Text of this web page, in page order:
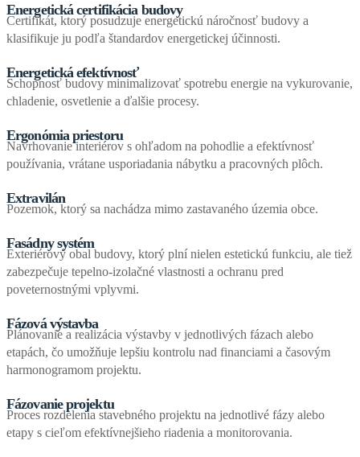
Energetická certifikácia budovy
Certifikát, ktorý posudzuje energetickú náročnosť budovy a
klasifikuje ju podľa štandardov energetickej účinnosti.
Energetická efektívnosť
Schopnosť budovy minimalizovať spotrebu energie na vykurovanie,
chladenie, osvetlenie a ďalšie procesy.
Ergonómia priestoru
Navrhovanie interiérov s ohľadom na pohodlie a efektívnosť
používania, vrátane usporiadania nábytku a pracovných plôch.
Extravilán
Pozemok, ktorý sa nachádza mimo zastavaného územia obce.
Fasádny systém
Exteriérový obal budovy, ktorý plní nielen estetickú funkciu, ale tiež
zabezpečuje tepelno-izolačné vlastnosti a ochranu pred
poveternostnými vplyvmi.
Fázová výstavba
Plánovanie a realizácia výstavby v jednotlivých fázach alebo
etapách, čo umožňuje lepšiu kontrolu nad financiami a časovým
harmonogramom projektu.
Fázovanie projektu
Proces rozdelenia stavebného projektu na jednotlivé fázy alebo
etapy s cieľom efektívnejšieho riadenia a monitorovania.